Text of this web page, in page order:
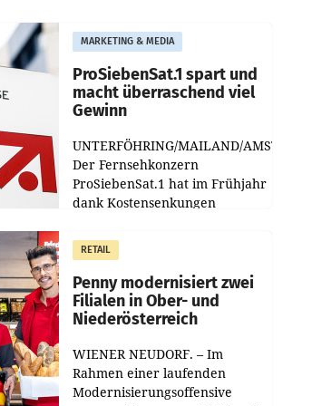
MARKETING & MEDIA
ProSiebenSat.1 spart und
macht überraschend viel
Gewinn
UNTERFÖHRING/MAILAND/AMSTERDAM.
Der Fernsehkonzern
ProSiebenSat.1 hat im Frühjahr
dank Kostensenkungen
gemacht und die
Markterwartung deutlich
übertroffen.
RETAIL
Penny modernisiert zwei
Filialen in Ober- und
Niederösterreich
WIENER NEUDORF. – Im
Rahmen einer laufenden
Modernisierungsoffensive